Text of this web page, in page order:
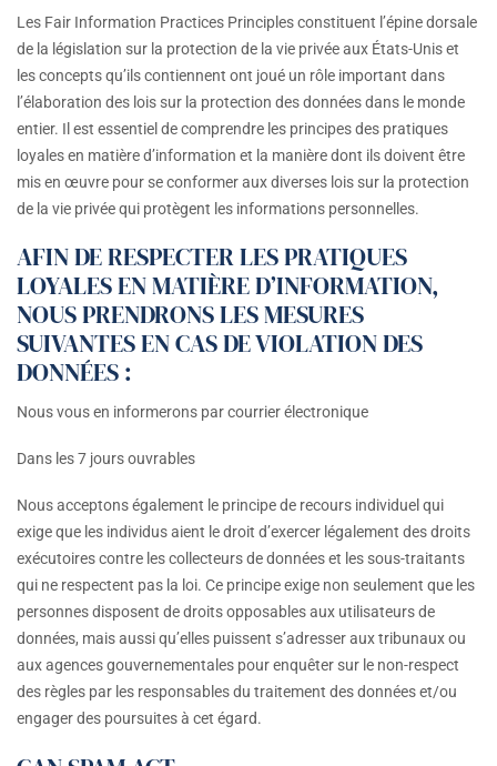
Les Fair Information Practices Principles constituent l’épine dorsale
de la législation sur la protection de la vie privée aux États-Unis et
les concepts qu’ils contiennent ont joué un rôle important dans
l’élaboration des lois sur la protection des données dans le monde
entier. Il est essentiel de comprendre les principes des pratiques
loyales en matière d’information et la manière dont ils doivent être
mis en œuvre pour se conformer aux diverses lois sur la protection
de la vie privée qui protègent les informations personnelles.
AFIN DE RESPECTER LES PRATIQUES
LOYALES EN MATIÈRE D’INFORMATION,
NOUS PRENDRONS LES MESURES
SUIVANTES EN CAS DE VIOLATION DES
DONNÉES :
Nous vous en informerons par courrier électronique
Dans les 7 jours ouvrables
Nous acceptons également le principe de recours individuel qui
exige que les individus aient le droit d’exercer légalement des droits
exécutoires contre les collecteurs de données et les sous-traitants
qui ne respectent pas la loi. Ce principe exige non seulement que les
personnes disposent de droits opposables aux utilisateurs de
données, mais aussi qu’elles puissent s’adresser aux tribunaux ou
aux agences gouvernementales pour enquêter sur le non-respect
des règles par les responsables du traitement des données et/ou
engager des poursuites à cet égard.